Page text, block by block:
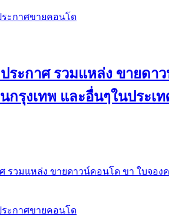
ะกาศขายคอนโด
ระกาศ รวมแหล่ง ขายด
รุงเทพ และอื่นๆในประเ
รวมแหล่ง ขายดาวน์คอนโด ขา ใบจอ
ะกาศขายคอนโด